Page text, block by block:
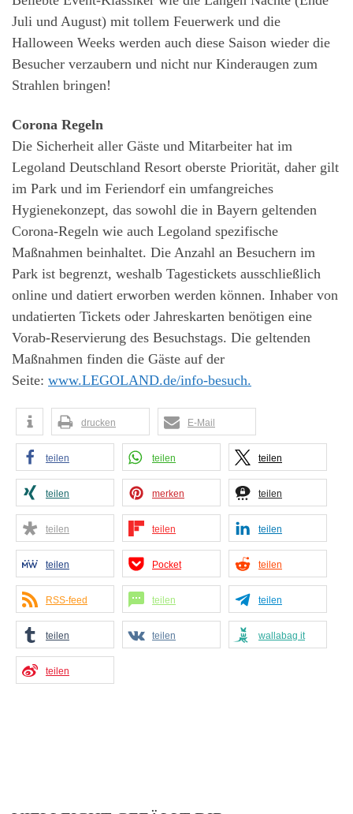
Juli und August) mit tollem Feuerwerk und die
Halloween Weeks werden auch diese Saison wieder die
Besucher verzaubern und nicht nur Kinderaugen zum
Strahlen bringen!
Corona Regeln
Die Sicherheit aller Gäste und Mitarbeiter hat im
Legoland Deutschland Resort oberste Priorität, daher gilt
im Park und im Feriendorf ein umfangreiches
Hygienekonzept, das sowohl die in Bayern geltenden
Corona-Regeln wie auch Legoland spezifische
Maßnahmen beinhaltet. Die Anzahl an Besuchern im
Park ist begrenzt, weshalb Tagestickets ausschließlich
online und datiert erworben werden können. Inhaber von
undatierten Tickets oder Jahreskarten benötigen eine
Vorab-Reservierung des Besuchstags. Die geltenden
Maßnahmen finden die Gäste auf der
Seite: www.LEGOLAND.de/info-besuch.
drucken E-Mail
teilen teilen teilen
teilen merken teilen
teilen teilen teilen
teilen Pocket teilen
RSS-feed teilen teilen
teilen teilen wallabag it
teilen